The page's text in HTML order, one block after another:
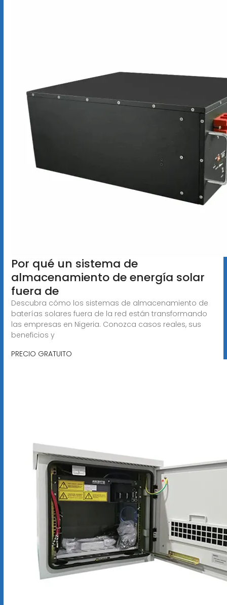
Por qué un sistema de
almacenamiento de energía solar
fuera de
Descubra cómo los sistemas de almacenamiento de
baterías solares fuera de la red están transformando
las empresas en Nigeria. Conozca casos reales, sus
beneficios y
PRECIO GRATUITO